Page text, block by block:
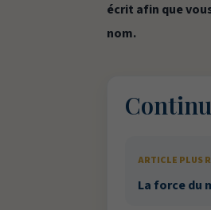
écrit afin que
nom.
ARTICLE PLUS
La force du